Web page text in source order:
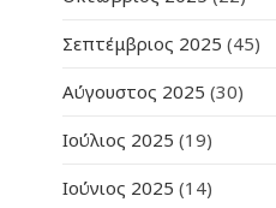
Σεπτέμβριος 2025 (45)
Αύγουστος 2025 (30)
Ιούλιος 2025 (19)
Ιούνιος 2025 (14)